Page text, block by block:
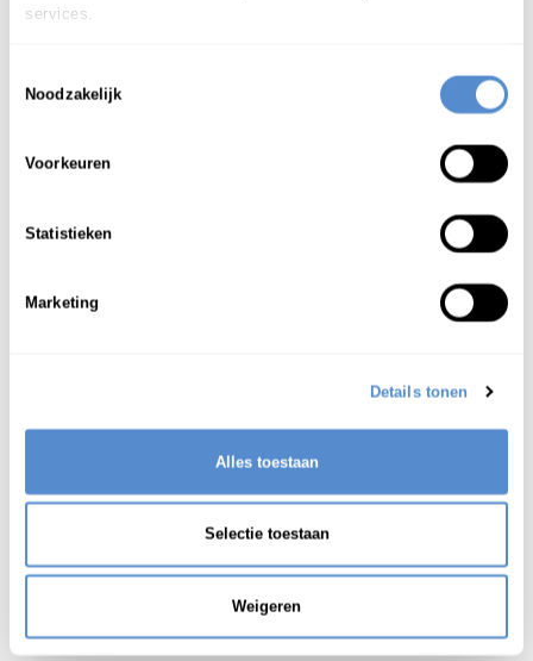
services.
Noodzakelijk
Voorkeuren
Statistieken
Marketing
Details tonen
Alles toestaan
Selectie toestaan
Weigeren
1
(liefkozende benaming voor) hond(je);
2 (Eng.: one chance) misschien; wellicht